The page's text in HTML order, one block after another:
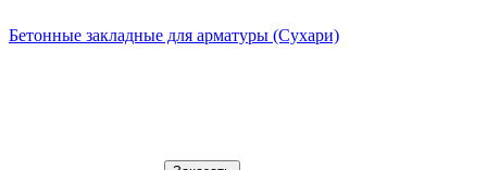
Бетонные закладные для арматуры (Сухари)